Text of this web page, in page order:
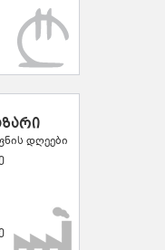
დღეები